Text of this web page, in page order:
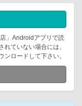
」Androidアプリで読
ていない場合には、
ロードして下さい。